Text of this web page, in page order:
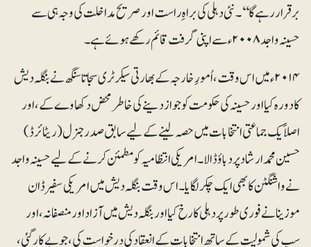
برقرار رہے گا‘‘۔ نئی دہلی کی براہِ راست اور صریح مداخلت کی وجہ ہی سے
حسینہ واجد ۲۰۰۸ء سے اپنی گرفت قائم رکھے ہوئے ہے۔
۲۰۱۴ء میں اس وقت، اُمورِ خارجہ کے بھارتی سیکرٹری سجاتا سنگھ نے بنگلہ دیش
کا دورہ کیا اور حسینہ کی حکومت کو جواز دینے کی خاطر محض دکھاوے کے، اور
اصلاً یک جماعتی انتخابات میں حصہ لینے کے لیے سابق صدر جنرل (ریٹائرڈ)
حسین محمد ارشاد پر دباؤ ڈالا۔ امریکی انتظامیہ کو مطمئن کرنے کے لیے حسینہ واجد
نے واشنگٹن کا بھی ایک چکر لگایا۔ اس وقت بنگلہ دیش میں امریکی سفیر ڈان
موزینا نے فوری طور پر دہلی کا رخ کیا اور بنگلہ دیش میں آزاد اور منصفانہ ، اور
سب کی شمولیت کے ساتھ انتخابات کے انعقاد کی درخواست کی، جو بے کار گئی،